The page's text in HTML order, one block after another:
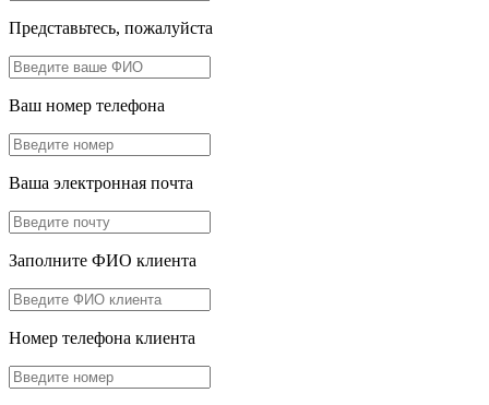
Представьтесь, пожалуйста
Ваш номер телефона
Ваша электронная почта
Заполните ФИО клиента
Номер телефона клиента